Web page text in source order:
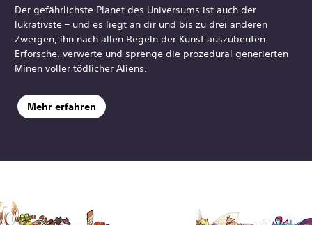
Der gefährlichste Planet des Universums ist auch der
lukrativste – und es liegt an dir und bis zu drei anderen
Zwergen, ihn nach allen Regeln der Kunst auszubeuten.
Erforsche, verwerte und sprenge die prozedural generierten
Minen voller tödlicher Aliens.
Mehr erfahren